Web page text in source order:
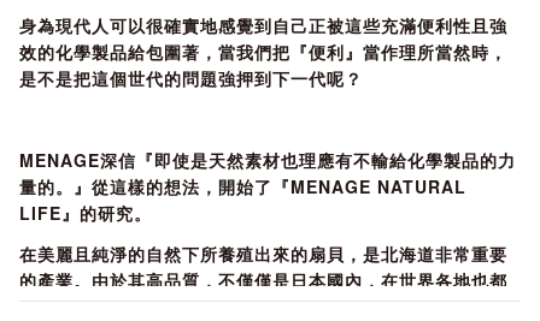
身為現代人可以很確實地感覺到自己正被這些充滿便利性且強
效的化學製品給包圍著，當我們把『便利』當作理所當然時，
是不是把這個世代的問題強押到下一代呢？
MENAGE深信『即使是天然素材也理應有不輸給化學製品的力
量的。』從這樣的想法，開始了『MENAGE NATURAL
LIFE』的研究。
在美麗且純淨的自然下所養殖出來的扇貝，是北海道非常重要
的產業。由於其高品質，不僅僅是日本國內，在世界各地也都
讚譽有嘉。